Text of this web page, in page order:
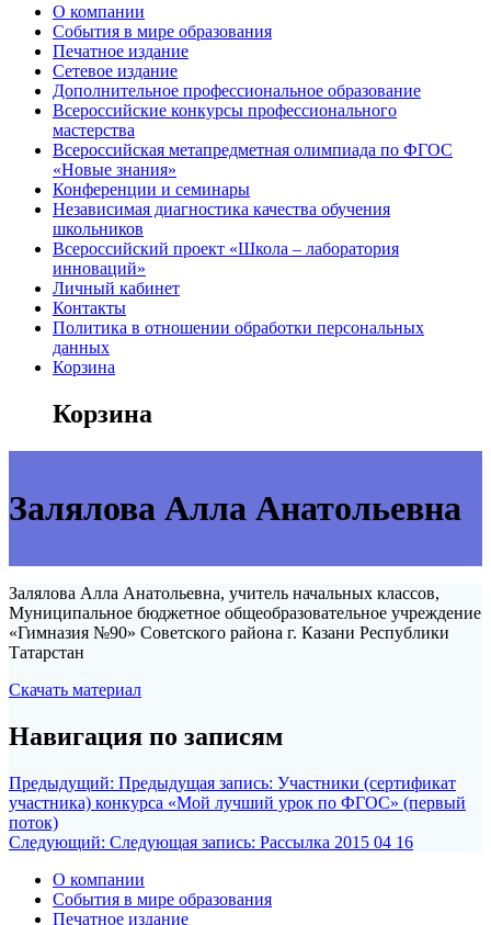
О компании
События в мире образования
Печатное издание
Сетевое издание
Дополнительное профессиональное образование
Всероссийские конкурсы профессионального
мастерства
Всероссийская метапредметная олимпиада по ФГОС
«Новые знания»
Конференции и семинары
Независимая диагностика качества обучения
школьников
Всероссийский проект «Школа – лаборатория
инноваций»
Личный кабинет
Контакты
Политика в отношении обработки персональных
данных
Корзина
Корзина
Залялова Алла Анатольевна
Залялова Алла Анатольевна, учитель начальных классов,
Муниципальное бюджетное общеобразовательное учреждение
«Гимназия №90» Советского района г. Казани Республики
Татарстан
Скачать материал
Навигация по записям
Предыдущий: Предыдущая запись: Участники (сертификат
участника) конкурса «Мой лучший урок по ФГОС» (первый
поток)
Следующий: Следующая запись: Рассылка 2015 04 16
О компании
События в мире образования
Печатное издание